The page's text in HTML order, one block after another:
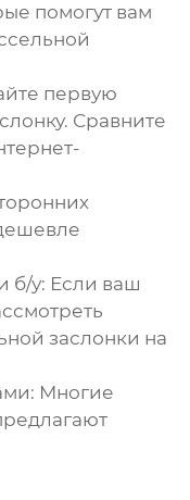
помогут вам
первую
Сравните
б/у: Если ваш
заслонки на
Многие